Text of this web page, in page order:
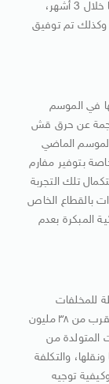
تصرف على نهر النيل وسيتم توقيع اتفاقيات معها خلال 3 أشهر،
وكذلك تم توفيق
في الموسم
عن حرق قش
الموسم الماضي
بتوفير مفارم
تلك التجربة
بالقطاع الخاص
المبكرة بعدم
للمخلفات
الزراعية في مصر حيث تبلغ المخلفات الزراعية ما يقرب من ٣٨ مليون
المتولدة من
والتكلفة
توجيه